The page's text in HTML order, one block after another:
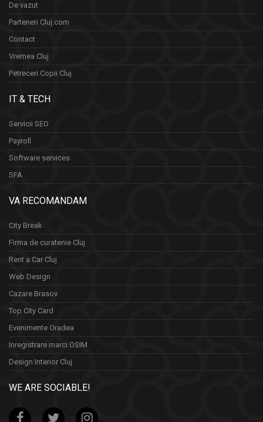
De vazut
Parteneri Cluj.com
Contact
Vremea Cluj
Petreceri Copii Cluj
IT & TECH
Servicii SEO
Payroll
Software services
SFA
VA RECOMANDAM
City Break
Firma de curatenie Cluj
Rent a Car Cluj
Web Design
Cazare Brasov
Top City Card
Evenimente Oradea
Inregistrare marci OSIM
Design Interior Cluj
WE ARE SOCIABLE!